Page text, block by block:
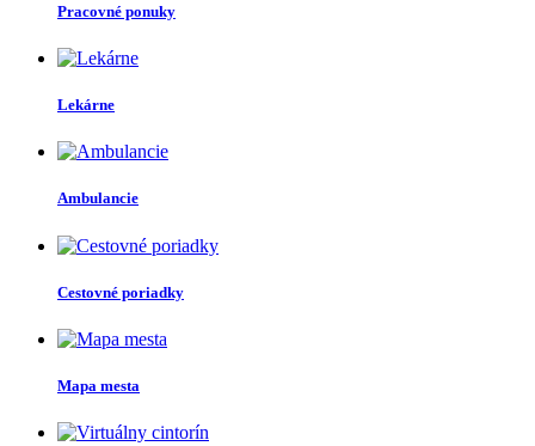
Pracovné ponuky
Lekárne
Ambulancie
Cestovné poriadky
Mapa mesta